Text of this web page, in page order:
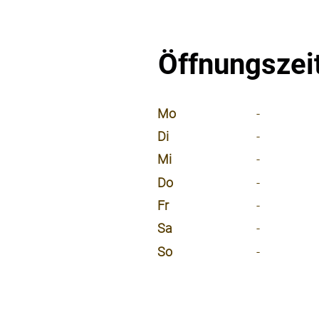
Mo
-
Di
-
Mi
-
Do
-
Fr
-
Sa
-
So
-